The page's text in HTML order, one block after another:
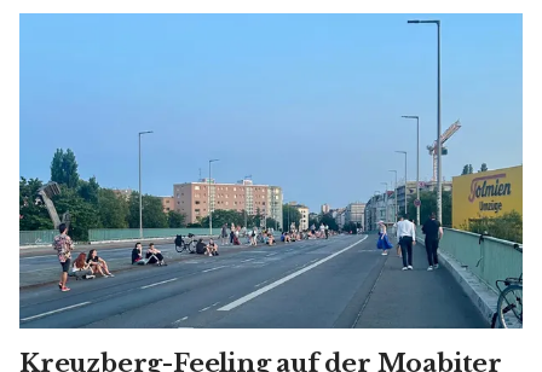
Kreuzberg-Feeling auf der Moabiter